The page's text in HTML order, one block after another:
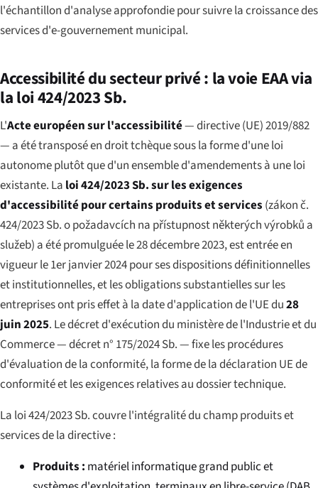
l'échantillon d'analyse approfondie pour suivre la croissance des
services d'e-gouvernement municipal.
Accessibilité du secteur privé : la voie EAA via
la loi 424/2023 Sb.
L'Acte européen sur l'accessibilité— directive (UE) 2019/882
— a été transposé en droit tchèque sous la forme d'une loi
autonome plutôt que d'un ensemble d'amendements à une loi
existante. La loi 424/2023 Sb. sur les exigences
d'accessibilité pour certains produits et services (zákon č.
424/2023 Sb. o požadavcích na přístupnost některých výrobků a
služeb) a été promulguée le 28 décembre 2023, est entrée en
vigueur le 1er janvier 2024 pour ses dispositions définitionnelles
et institutionnelles, et les obligations substantielles sur les
entreprises ont pris effet à la date d'application de l'UE du28
juin 2025. Le décret d'exécution du ministère de l'Industrie et du
Commerce — décret n° 175/2024 Sb. — fixe les procédures
d'évaluation de la conformité, la forme de la déclaration UE de
conformité et les exigences relatives au dossier technique.
La loi 424/2023 Sb. couvre l'intégralité du champ produits et
services de la directive :
Produits : matériel informatique grand public et